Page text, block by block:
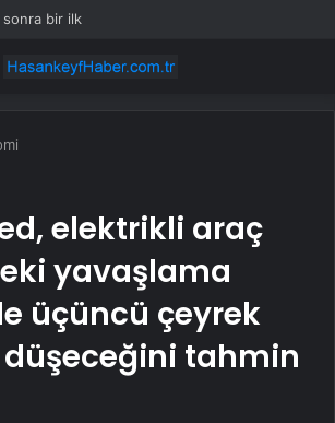
sonra bir ilk
elektrikli araç
yavaşlama
üçüncü çeyrek
tahmin